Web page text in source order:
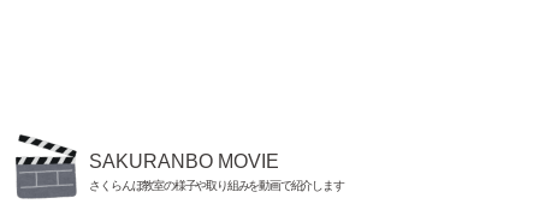
SAKURANBO MOVIE
さくらんぼ教室の様子や取り組みを動画で紹介します